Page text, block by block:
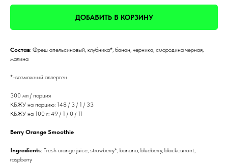
ДОБАВИТЬ В КОРЗИНУ
Состав: Фреш апельсиновый, клубника*, банан, черника, смородина черная,
малина
*-возможный аллерген
300 мл / порция
КБЖУ на порцию: 148 / 3 / 1 / 33
КБЖУ на 100 г: 49 / 1 / 0 / 11
Berry Orange Smoothie
Ingredients: Fresh orange juice, strawberry*, banana, blueberry, blackcurrant,
raspberry